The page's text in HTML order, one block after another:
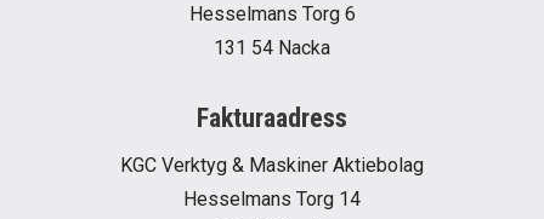
Hesselmans Torg 6
131 54 Nacka
Fakturaadress
KGC Verktyg & Maskiner Aktiebolag
Hesselmans Torg 14